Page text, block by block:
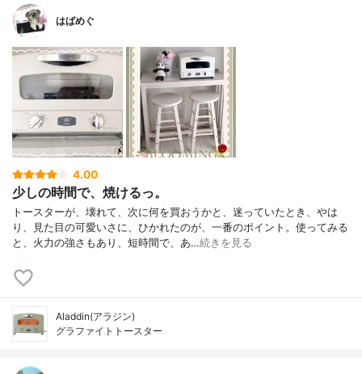
はばめぐ
4.00
少しの時間で、焼けるっ。
トースターが、壊れて、次に何を買おうかと、迷っていたとき、やは
り、見た目の可愛いさに、ひかれたのが、一番のポイント。使ってみる
と、火力の強さもあり、短時間で、あ…続きを見る
Aladdin(アラジン)
グラファイトトースター